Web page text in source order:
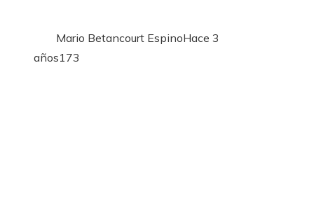
Mario Betancourt EspinoHace 3
años173